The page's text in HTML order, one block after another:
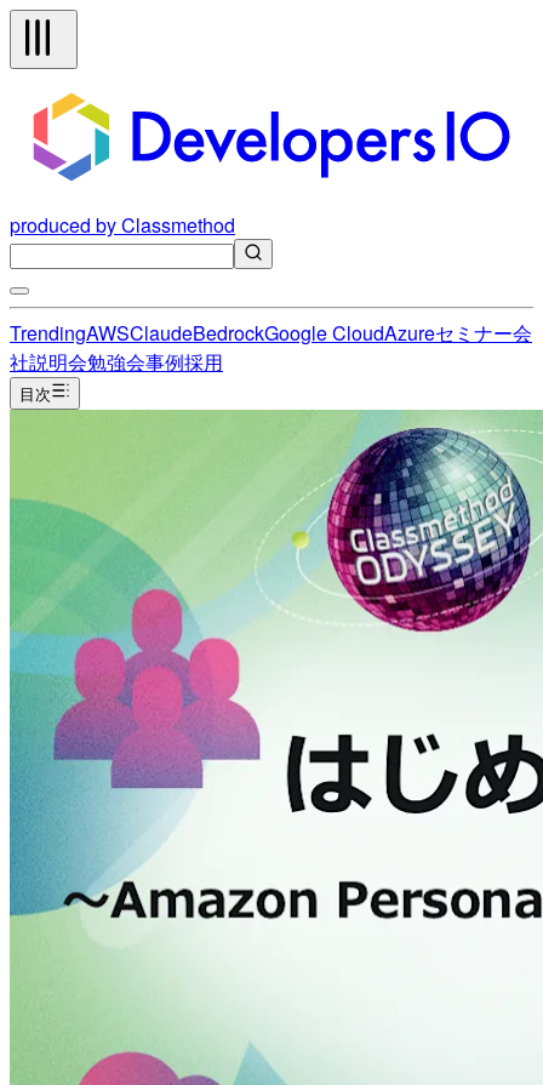
produced by Classmethod
TrendingAWSClaudeBedrockGoogle CloudAzureセミナー会
社説明会勉強会事例採用
目次